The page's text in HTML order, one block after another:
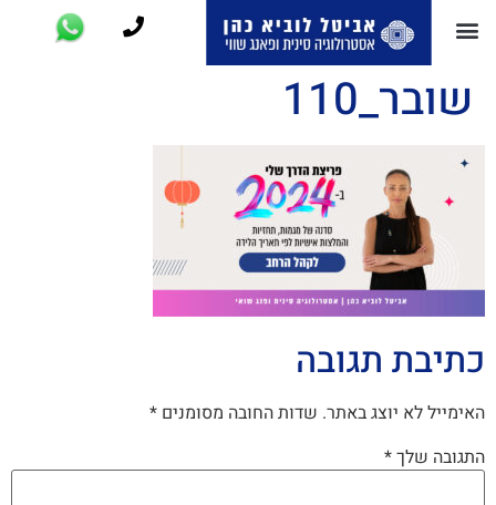
שובר_110
כתיבת תגובה
האימייל לא יוצג באתר. שדות החובה מסומנים *
התגובה שלך*